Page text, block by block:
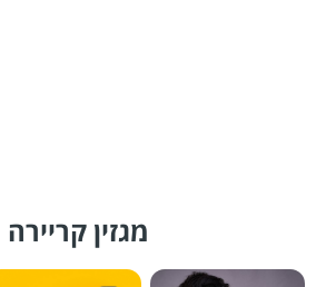
מגזין קריירה